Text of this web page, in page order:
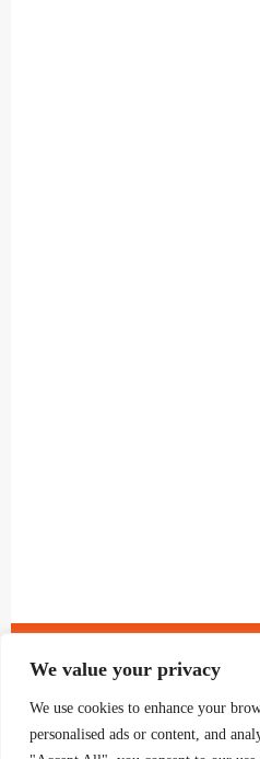
We value your privacy
We use cookies to enhance your
personalised ads or content, and
® GRUP
TOTS ELS DRETS